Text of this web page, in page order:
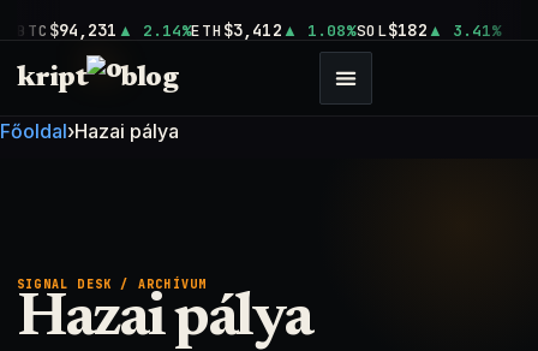
BTC $94,231 2.14%ETH $3,412 1.08%SOL$182 3.41%
kript blog
Főoldal›Hazai pálya
SIGNAL DESK / ARCHÍVUM
Hazai pálya